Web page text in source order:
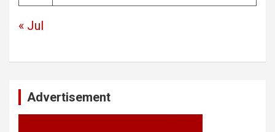
« Jul
Advertisement